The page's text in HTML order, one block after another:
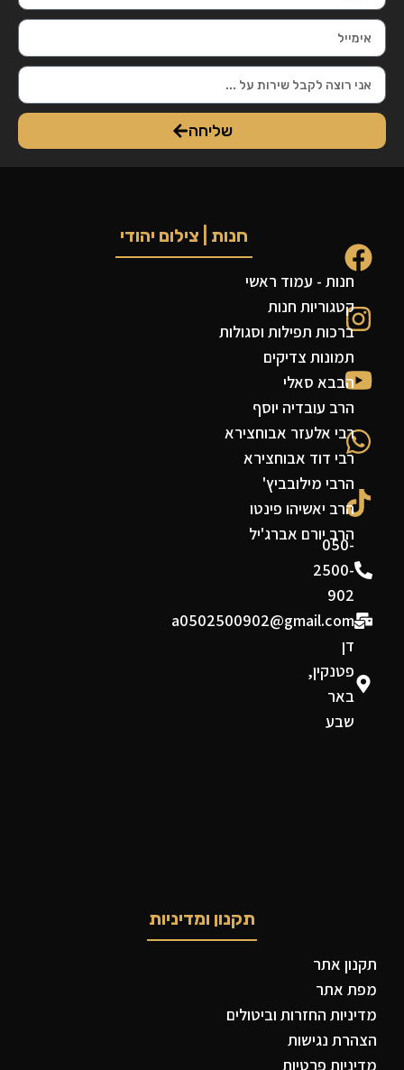
שליחה
050-
2500-
902
a0502500902@gmail.com
דן
פטנקין,
באר
שבע
חנות | צילום יהודי
חנות - עמוד ראשי
קטגוריות חנות
ברכות תפילות וסגולות
תמונות צדיקים
הבבא סאלי
הרב עובדיה יוסף
רבי אלעזר אבוחצירא
רבי דוד אבוחצירא
הרבי מילובביץ'
הרב יאשיהו פינטו
הרב יורם אברג'יל
תקנון ומדיניות
תקנון אתר
מפת אתר
מדיניות החזרות וביטולים
הצהרת נגישות
מדיניות פרטיות